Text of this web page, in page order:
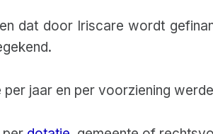
dat door Iriscare wordt
jaar en per voorziening